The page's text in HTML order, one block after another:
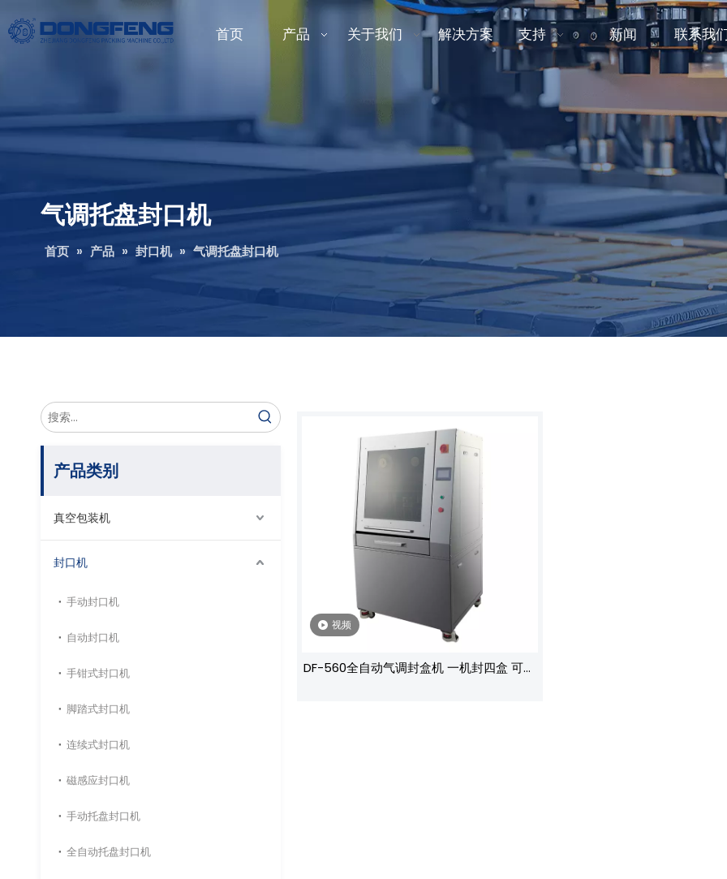
首页 产品 关于我们 解决方案 支持 新闻 联系我
气调托盘封口机
首页 » 产品 » 封口机 » 气调托盘封口机
产品类别
真空包装机
封口机
手动封口机
自动封口机
手钳式封口机
脚踏式封口机
连续式封口机
磁感应封口机
手动托盘封口机
全自动托盘封口机
视频
DF-560全自动气调封盒机 一机封四盒 可快